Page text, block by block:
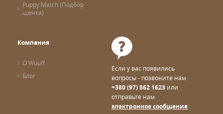
Puppy Match (Подбор
щенка)
Компания
О Wuuff
Блог
Если у вас появились
вопросы - позвоните нам
+380 (97) 862 1623 или
отправьте нам
электронное сообщение